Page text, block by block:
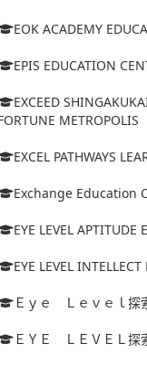
EOK ACADEMY
EPIS EDUCATION
EXCEED
METROPOLIS
EXCEL PATHWAYS
Exchange Education
EYE LEVEL APTITUDE
EYE LEVEL
Ｅｙｅ Ｌｅｖｅｌ探
ＥＹＥ ＬＥＶＥＬ探